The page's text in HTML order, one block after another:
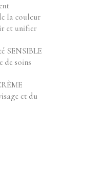
la couleur
et unifier
SENSIBLE
de soins
et du